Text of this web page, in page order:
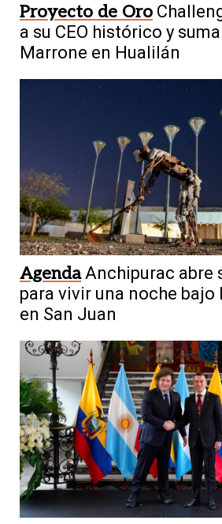
Proyecto de Oro
a su CEO histórico y
Marrone en Hualilán
Agenda Anchipurac abre
para vivir una noche bajo
en San Juan